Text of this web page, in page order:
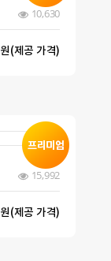
10,630
원(제공 가격)
15,992
원(제공 가격)